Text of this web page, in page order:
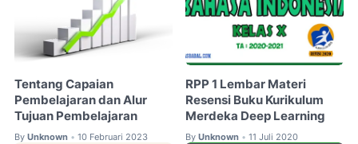
Tentang Capaian
Pembelajaran dan Alur
Tujuan Pembelajaran
By Unknown • 10 Februari 2023
RPP 1 Lembar Materi
Resensi Buku Kurikulum
Merdeka Deep Learning
By Unknown • 11 Juli 2020